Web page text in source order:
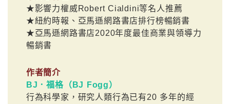
★影響力權威Robert Cialdini等名人推薦
★紐約時報、亞馬遜網路書店排行榜暢銷書
★亞馬遜網路書店2020年度最佳商業與領導力
暢銷書
作者簡介
BJ．福格（BJ Fogg）
行為科學家，研究人類行為已有20 多年的經